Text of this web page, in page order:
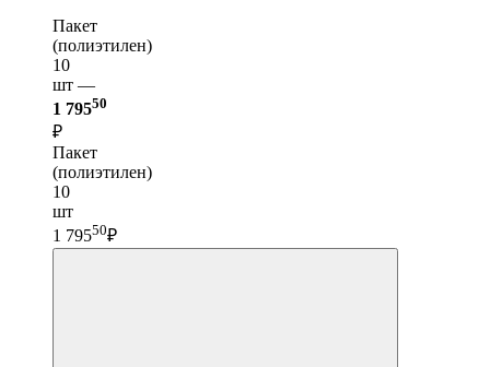
Пакет
(полиэтилен)
10
шт —
1 79550
₽
Пакет
(полиэтилен)
10
шт
1 79550₽